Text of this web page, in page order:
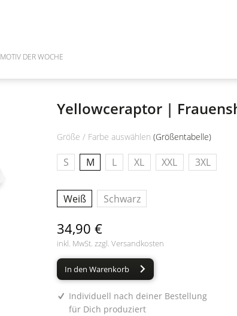
MOTIV DER WOCHE
Yellowceraptor |
Größe / Farbe auswählen (Größentabelle)
S M L XL XXL 3XL
Weiß Schwarz
34,90 €
inkl. MwSt. zzgl. Versandkosten
In den Warenkorb
Individuell nach deiner Bestellung
für Dich produziert